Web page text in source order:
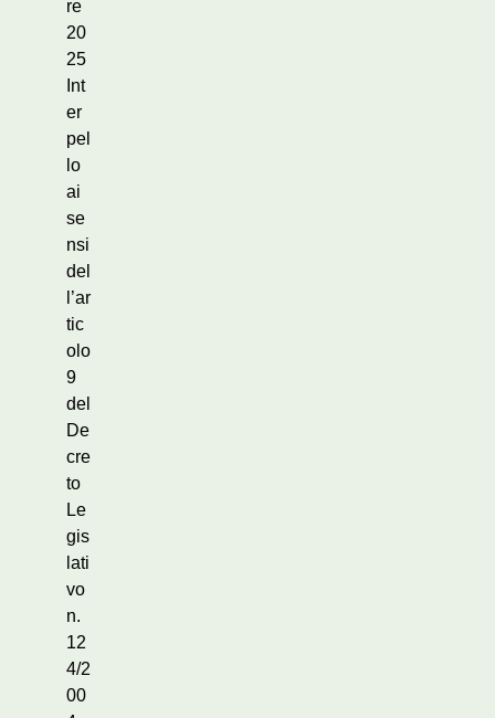
re
20
25
Int
er
pel
lo
ai
se
nsi
del
l’ar
tic
olo
9
del
De
cre
to
Le
gis
lati
vo
n.
12
4/2
00